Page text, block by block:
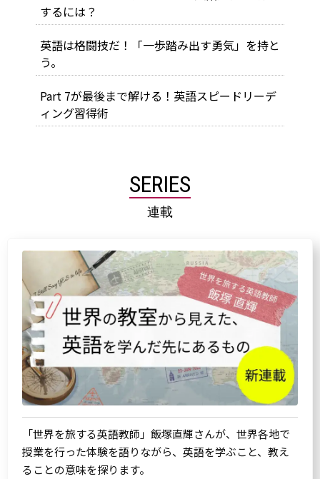
するには？
英語は格闘技だ！「一歩踏み出す勇気」を持と
う。
Part 7が最後まで解ける！英語スピードリーデ
ィング習得術
SERIES
連載
「世界を旅する英語教師」飯塚直輝さんが、世界各地で
授業を行った体験を語りながら、英語を学ぶこと、教え
ることの意味を探ります。